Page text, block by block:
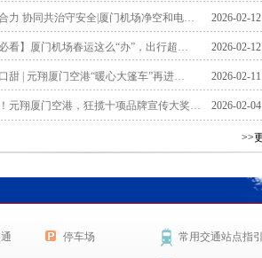
MF8283 兰州 预计起飞 13:20
力 协同共治守安全|厦门机场净空和电… 2026-02-
必看】厦门机场春运这么“办”，出行超… 2026-02-
甜 | 元翔厦门空港“暖心大篷车”再进… 2026-02-
元翔厦门空港，狂揽十项品牌宣传大奖… 2026-02-
>>
停车场 常用交通站点指